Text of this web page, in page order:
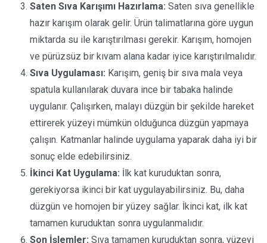
Saten Sıva Karışımı Hazırlama: Saten sıva genellikle
hazır karışım olarak gelir. Ürün talimatlarına göre uygun
miktarda su ile karıştırılması gerekir. Karışım, homojen
ve pürüzsüz bir kıvam alana kadar iyice karıştırılmalıdır.
Sıva Uygulaması: Karışım, geniş bir sıva mala veya
spatula kullanılarak duvara ince bir tabaka halinde
uygulanır. Çalışırken, malayı düzgün bir şekilde hareket
ettirerek yüzeyi mümkün olduğunca düzgün yapmaya
çalışın. Katmanlar halinde uygulama yaparak daha iyi bir
sonuç elde edebilirsiniz.
İkinci Kat Uygulama: İlk kat kuruduktan sonra,
gerekiyorsa ikinci bir kat uygulayabilirsiniz. Bu, daha
düzgün ve homojen bir yüzey sağlar. İkinci kat, ilk kat
tamamen kuruduktan sonra uygulanmalıdır.
Son İşlemler: Sıva tamamen kuruduktan sonra, yüzeyi